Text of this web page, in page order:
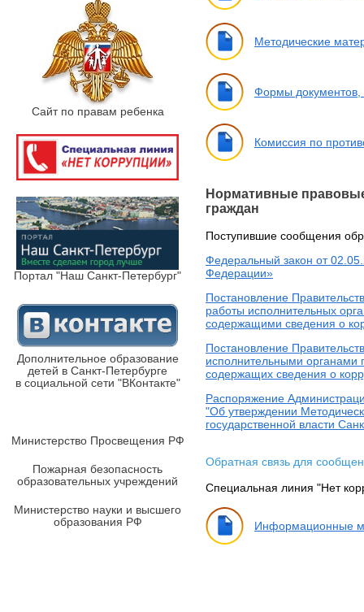
Сайт по правам ребенка
Портал "Наш Санкт-Петербург"
Дополнительное образование
детей в Санкт-Петербурге
в социальной сети "ВКонтакте"
Министерство Просвещения РФ
Пожарная безопасность
образовательных учреждений
Министерство науки и высшего
образования РФ
Методические
Формы документов,
Комиссия по
Нормативные
граждан
Поступившие сообщения
Федеральный закон от
Федерации»
Постановление
работы исполнительных
содержащими сведения о
Постановление
исполнительными органами
содержащих сведения о
Распоряжение
"Об утверждении
государственной власти
Обратная связь для
Специальная линия "Нет
Информационные